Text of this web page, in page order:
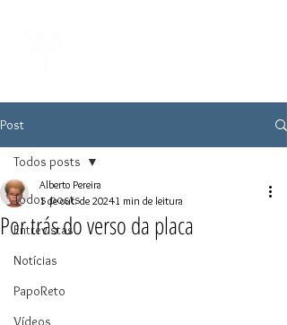
Post
Todos posts
Entrevistas
Notícias
PapoReto
Vídeos
Todos posts
Por trás do verso da placa
Alberto Pereira
1 de out. de 20241 min de leitura